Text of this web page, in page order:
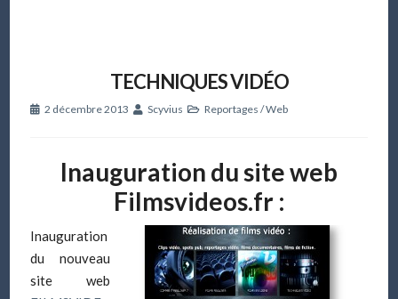
TECHNIQUES VIDÉO
2 décembre 2013 Scyvius Reportages /Web
Inauguration du site web
Filmsvideos.fr :
Inauguration
du nouveau
site web